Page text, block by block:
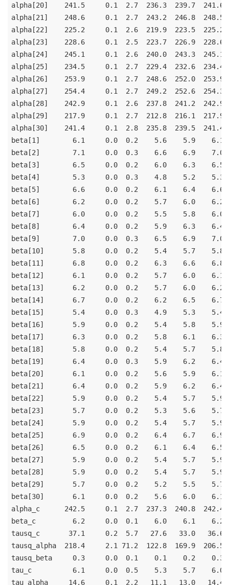
alpha[20]    241.5     0.1  2.7  236.3  239.7  241.6
alpha[21]    248.6     0.1  2.7  243.2  246.8  248.5
alpha[22]    225.2     0.1  2.6  219.9  223.5  225.2
alpha[23]    228.6     0.1  2.5  223.7  226.9  228.6
alpha[24]    245.1     0.1  2.6  240.0  243.3  245.1
alpha[25]    234.5     0.1  2.7  229.4  232.6  234.4
alpha[26]    253.9     0.1  2.7  248.6  252.0  253.9
alpha[27]    254.4     0.1  2.7  249.2  252.6  254.3
alpha[28]    242.9     0.1  2.6  237.8  241.2  242.9
alpha[29]    217.9     0.1  2.7  212.8  216.1  217.9
alpha[30]    241.4     0.1  2.8  235.8  239.5  241.4
beta[1]        6.1     0.0  0.2    5.6    5.9    6.1
beta[2]        7.1     0.0  0.3    6.6    6.9    7.0
beta[3]        6.5     0.0  0.2    6.0    6.3    6.5
beta[4]        5.3     0.0  0.3    4.8    5.2    5.3
beta[5]        6.6     0.0  0.2    6.1    6.4    6.6
beta[6]        6.2     0.0  0.2    5.7    6.0    6.2
beta[7]        6.0     0.0  0.2    5.5    5.8    6.0
beta[8]        6.4     0.0  0.2    5.9    6.3    6.4
beta[9]        7.0     0.0  0.3    6.5    6.9    7.0
beta[10]       5.8     0.0  0.2    5.4    5.7    5.8
beta[11]       6.8     0.0  0.2    6.3    6.6    6.8
beta[12]       6.1     0.0  0.2    5.7    6.0    6.1
beta[13]       6.2     0.0  0.2    5.7    6.0    6.2
beta[14]       6.7     0.0  0.2    6.2    6.5    6.7
beta[15]       5.4     0.0  0.3    4.9    5.3    5.4
beta[16]       5.9     0.0  0.2    5.4    5.8    5.9
beta[17]       6.3     0.0  0.2    5.8    6.1    6.3
beta[18]       5.8     0.0  0.2    5.4    5.7    5.8
beta[19]       6.4     0.0  0.3    5.9    6.2    6.4
beta[20]       6.1     0.0  0.2    5.6    5.9    6.1
beta[21]       6.4     0.0  0.2    5.9    6.2    6.4
beta[22]       5.9     0.0  0.2    5.4    5.7    5.9
beta[23]       5.7     0.0  0.2    5.3    5.6    5.7
beta[24]       5.9     0.0  0.2    5.4    5.7    5.9
beta[25]       6.9     0.0  0.2    6.4    6.7    6.9
beta[26]       6.5     0.0  0.2    6.1    6.4    6.5
beta[27]       5.9     0.0  0.2    5.4    5.7    5.9
beta[28]       5.9     0.0  0.2    5.4    5.7    5.9
beta[29]       5.7     0.0  0.2    5.2    5.5    5.7
beta[30]       6.1     0.0  0.2    5.6    6.0    6.1
alpha_c      242.5     0.1  2.7  237.3  240.8  242.4
beta_c         6.2     0.0  0.1    6.0    6.1    6.2
tausq_c       37.1     0.2  5.7   27.6   33.0   36.6
tausq_alpha  218.4     2.1 71.2  122.8  169.9
tausq_beta     0.3     0.0  0.1    0.1    0.2    0.3
tau_c          6.1     0.0  0.5    5.3    5.7    6.0
tau_alpha     14.6     0.1  2.2   11.1   13.0   14.4